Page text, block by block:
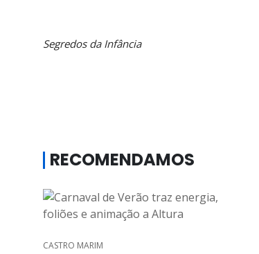
Segredos da Infância
RECOMENDAMOS
CASTRO MARIM